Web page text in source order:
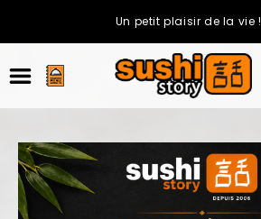
Un petit plaisir de la vie !